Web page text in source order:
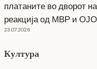
платаните во дворот
реакција од МВР и ОЈО
23.07.2026
Култура